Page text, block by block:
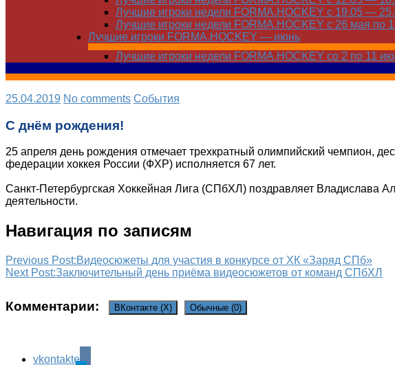
Лучшие игроки недели FORMA.HOCKEY с 19.05 —
Лучшие игроки недели FORMA.HOCKEY с 26 мая по
Лучшие игроки FORMA.HOCKEY — июнь
Лучшие игроки недели FORMA.HOCKEY со 2 по 11
25.04.2019 No comments Cобытия
С днём рождения!
25 апреля день рождения отмечает трехкратный олимпийский чемпион,
федерации хоккея России (ФХР) исполняется 67 лет.
Санкт-Петербургская Хоккейная Лига (СПбХЛ) поздравляет Владислава
деятельности.
Навигация по записям
Previous Post:Видеосюжеты для участия в конкурсе от ХК «Заряд СПб»
Next Post:Заключительный день приёма видеосюжетов от команд СПбХЛ
Комментарии: ВКонтакте (X) Обычные (0)
Leave a Reply
vkontakte